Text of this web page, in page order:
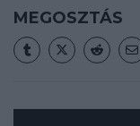
MEGOSZTÁS